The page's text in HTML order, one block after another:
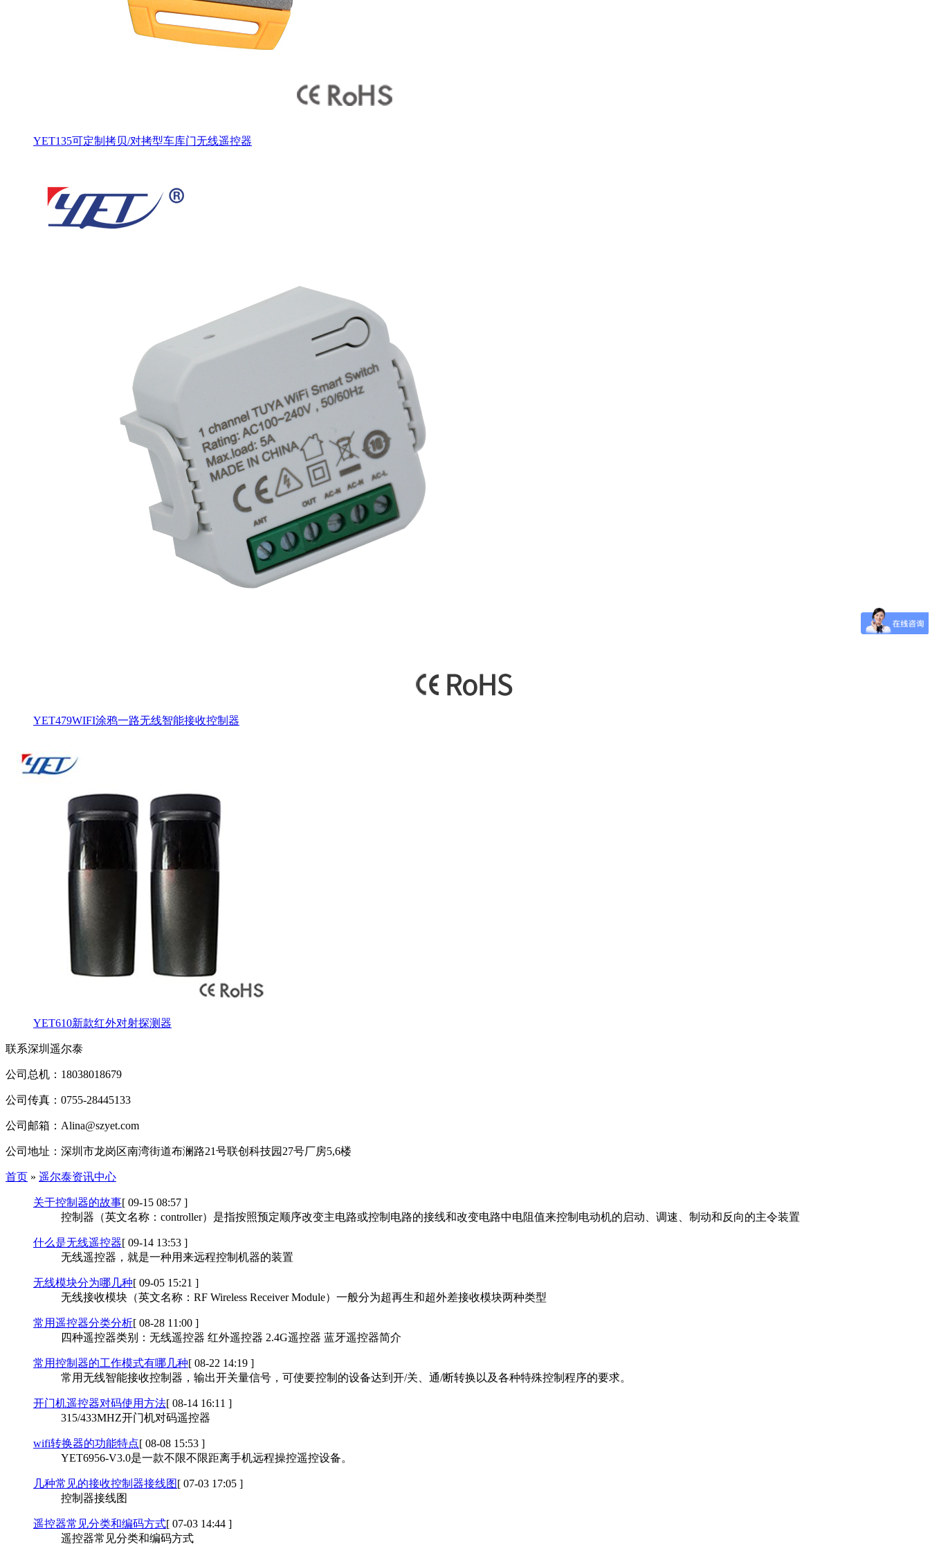
YET135可定制拷贝/对拷型车库门无线遥控器
YET479WIFI涂鸦一路无线智能接收控制器
YET610新款红外对射探测器
联系深圳遥尔泰
公司总机：18038018679
公司传真：0755-28445133
公司邮箱：Alina@szyet.com
公司地址：深圳市龙岗区南湾街道布澜路21号联创科技园27号厂房5,6楼
首页 » 遥尔泰资讯中心
关于控制器的故事[ 09-15 08:57 ]
控制器（英文名称：controller）是指按照预定顺序改变主电路或控制电路的接线和改变电路中电阻值来控制电动机的启动、调速、制动和反向的主令装置
什么是无线遥控器[ 09-14 13:53 ]
无线遥控器，就是一种用来远程控制机器的装置
无线模块分为哪几种[ 09-05 15:21 ]
无线接收模块（英文名称：RF Wireless Receiver Module）一般分为超再生和超外差接收模块两种类型
常用遥控器分类分析[ 08-28 11:00 ]
四种遥控器类别：无线遥控器 红外遥控器 2.4G遥控器 蓝牙遥控器简介
常用控制器的工作模式有哪几种[ 08-22 14:19 ]
常用无线智能接收控制器，输出开关量信号，可使要控制的设备达到开/关、通/断转换以及各种特殊控制程序的要求。
开门机遥控器对码使用方法[ 08-14 16:11 ]
315/433MHZ开门机对码遥控器
wifi转换器的功能特点[ 08-08 15:53 ]
YET6956-V3.0是一款不限不限距离手机远程操控遥控设备。
几种常见的接收控制器接线图[ 07-03 17:05 ]
控制器接线图
遥控器常见分类和编码方式[ 07-03 14:44 ]
遥控器常见分类和编码方式